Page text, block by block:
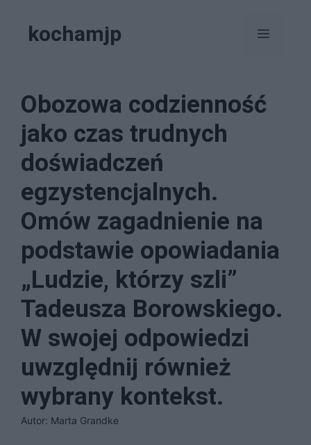
kochamjp Menu
Obozowa codzienność
jako czas trudnych
doświadczeń
egzystencjalnych.
Omów zagadnienie na
podstawie opowiadania
„Ludzie, którzy szli”
Tadeusza Borowskiego.
W swojej odpowiedzi
uwzględnij również
wybrany kontekst.
Autor: Marta Grandke